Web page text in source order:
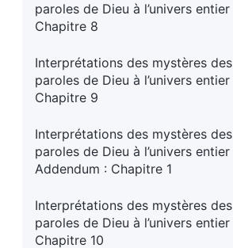
paroles de Dieu à l’univers entier
Chapitre 8
Interprétations des mystères des
paroles de Dieu à l’univers entier
Chapitre 9
Interprétations des mystères des
paroles de Dieu à l’univers entier
Addendum : Chapitre 1
Interprétations des mystères des
paroles de Dieu à l’univers entier
Chapitre 10